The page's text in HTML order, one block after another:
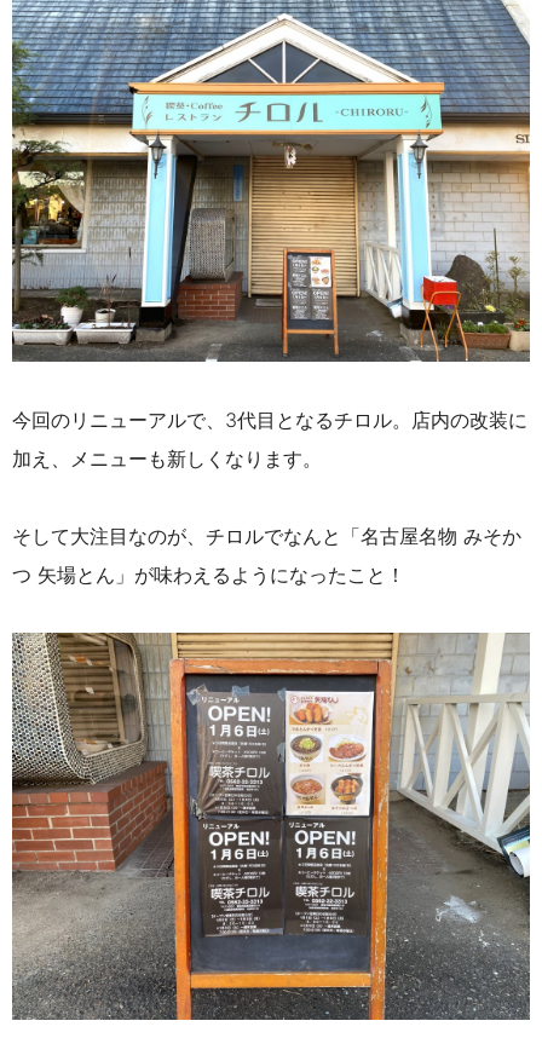
今回のリニューアルで、3代目となるチロル。店内の改装に
加え、メニューも新しくなります。
そして大注目なのが、チロルでなんと「名古屋名物 みそか
つ 矢場とん」が味わえるようになったこと！